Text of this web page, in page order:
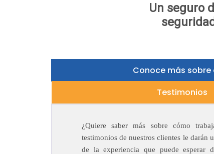
Un seguro
Conoce más sobre
Testimonios
¿Quiere saber más sobre cómo
testimonios de nuestros clientes le darán
de la experiencia que puede esperar